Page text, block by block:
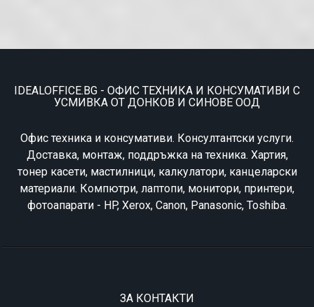
IDEALOFFICE.BG - ОФИС ТЕХНИКА И КОНСУМАТИВИ С
УСМИВКА ОТ ДОНКОВ И СИНОВЕ ООД
Офис техника и консумативи. Консултантски услуги.
Доставка, монтаж, поддръжка на техника. Хартия,
тонер касети, мастилници, калкулатори, канцеларски
материали. Компютри, лаптопи, монитори, принтери,
фотоапарати - HP, Xerox, Canon, Panasonic, Toshiba.
ЗА КОНТАКТИ